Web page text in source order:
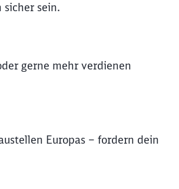
sein.
gerne mehr verdienen
Europas – fordern dein